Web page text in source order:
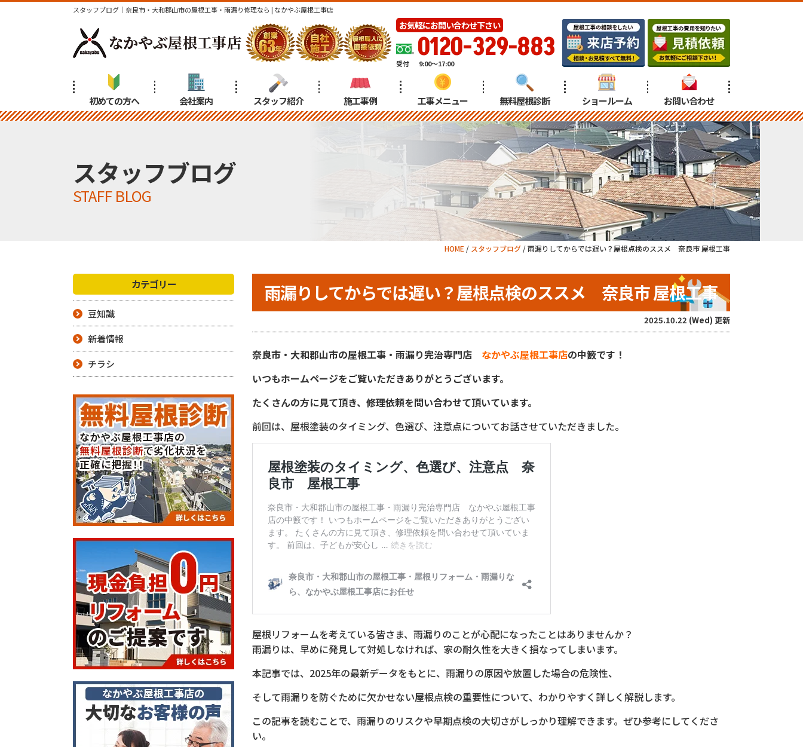
スタッフブログ｜奈良市・大和郡山市の屋根工事・雨漏り修理なら | なかやぶ屋根工事店
お気軽にお問い合わせ下さい
0120-329-883
受付 9:00～17:00
初めての方へ 会社案内 スタッフ紹介 施工事例 工事メニュー 無料屋根診断 ショールーム お問い合わせ
スタッフブログ
STAFF BLOG
HOME / スタッフブログ /雨漏りしてからでは遅い？屋根点検のススメ 奈良市 屋根工事
雨漏りしてからでは遅い？屋根点検のススメ 奈良市 屋根工事
2025.10.22 (Wed) 更新
奈良市・大和郡山市の屋根工事・雨漏り完治専門店 なかやぶ屋根工事店の中籔です！
いつもホームページをご覧いただきありがとうございます。
たくさんの方に見て頂き、修理依頼を問い合わせて頂いています。
前回は、屋根塗装のタイミング、色選び、注意点についてお話させていただきました。
屋根リフォームを考えている皆さま、雨漏りのことが心配になったことはありませんか？
雨漏りは、早めに発見して対処しなければ、家の耐久性を大きく損なってしまいます。
本記事では、2025年の最新データをもとに、雨漏りの原因や放置した場合の危険性、
そして雨漏りを防ぐために欠かせない屋根点検の重要性について、わかりやすく詳しく解説します。
この記事を読むことで、雨漏りのリスクや早期点検の大切さがしっかり理解できます。ぜひ参考にしてくださ
い。
カテゴリー
豆知識
新着情報
チラシ